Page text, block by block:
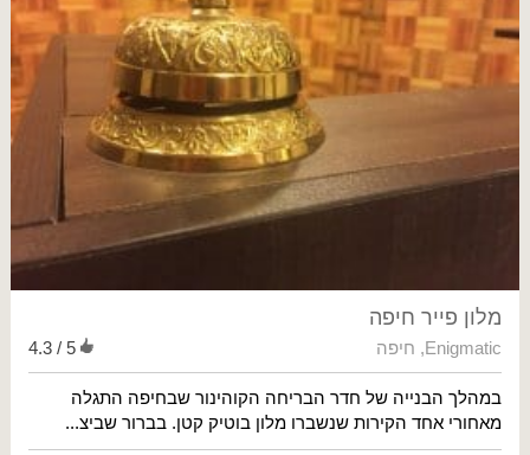
מלון פייר חיפה
Enigmatic
, חיפה 4.3 / 5
במהלך הבנייה של חדר הבריחה הקוהינור שבחיפה התגלה
מאחורי אחד הקירות שנשברו מלון בוטיק קטן. בברור שביצ...